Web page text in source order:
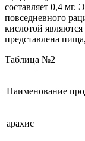
составляет 0,4 мг.
повседневного
кислотой
представлена
Таблица №2
Наименование
арахис